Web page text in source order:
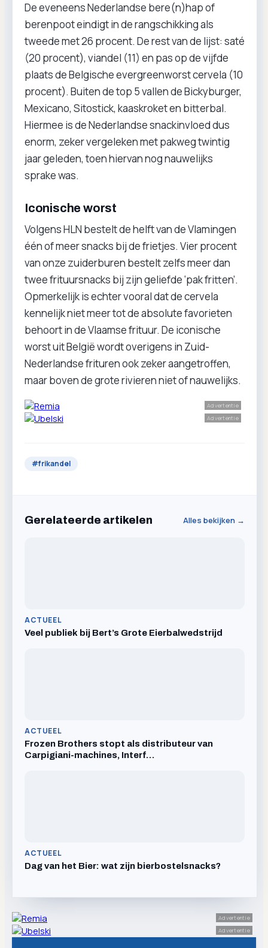
De eveneens Nederlandse bere(n)hap of
berenpoot eindigt in de rangschikking als
tweede met 26 procent. De rest van de lijst: saté
(20 procent), viandel (11) en pas op de vijfde
plaats de Belgische evergreenworst cervela (10
procent). Buiten de top 5 vallen de Bickyburger,
Mexicano, Sitostick, kaaskroket en bitterbal.
Hiermee is de Nederlandse snackinvloed dus
enorm, zeker vergeleken met pakweg twintig
jaar geleden, toen hiervan nog nauwelijks
sprake was.
Iconische worst
Volgens HLN bestelt de helft van de Vlamingen
één of meer snacks bij de frietjes. Vier procent
van onze zuiderburen bestelt zelfs meer dan
twee frituursnacks bij zijn geliefde ‘pak fritten’.
Opmerkelijk is echter vooral dat de cervela
kennelijk niet meer tot de absolute favorieten
behoort in de Vlaamse frituur. De iconische
worst uit België wordt overigens in Zuid-
Nederlandse frituren ook zeker aangetroffen,
maar boven de grote rivieren niet of nauwelijks.
Advertentie
Advertentie
#frikandel
Gerelateerde artikelen Alles bekijken →
ACTUEEL
Veel publiek bij Bert’s Grote Eierbalwedstrijd
ACTUEEL
Frozen Brothers stopt als distributeur van
Carpigiani-machines, Interf…
ACTUEEL
Dag van het Bier: wat zijn bierbostelsnacks?
Advertentie
Advertentie